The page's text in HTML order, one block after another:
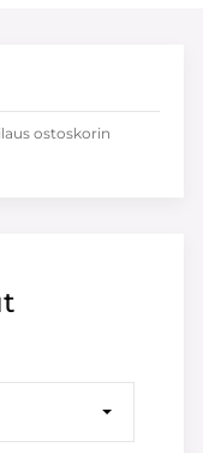
ostoskorin